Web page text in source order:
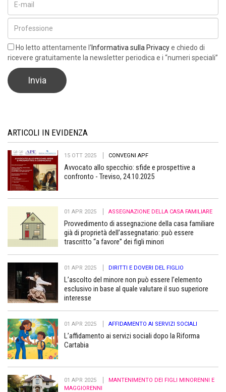
Ho letto attentamente l’ Informativa sulla Privacye chiedo di
ricevere gratuitamente la newsletter periodica e i “numeri speciali”
ARTICOLI IN EVIDENZA
15 OTT 2025 CONVEGNI APF
Avvocato allo specchio: sfide e prospettive a
confronto - Treviso, 24.10.2025
01 APR 2025 ASSEGNAZIONE DELLA CASA FAMILIARE
Provvedimento di assegnazione della casa familiare
già di proprietà dell’assegnatario: può essere
trascritto “a favore” dei figli minori
01 APR 2025 DIRITTI E DOVERI DEL FIGLIO
L’ascolto del minore non può essere l’elemento
esclusivo in base al quale valutare il suo superiore
interesse
01 APR 2025 AFFIDAMENTO AI SERVIZI SOCIALI
L’affidamento ai servizi sociali dopo la Riforma
Cartabia
01 APR 2025
MANTENIMENTO DEI FIGLI MINORENNI E
MAGGIORENNI